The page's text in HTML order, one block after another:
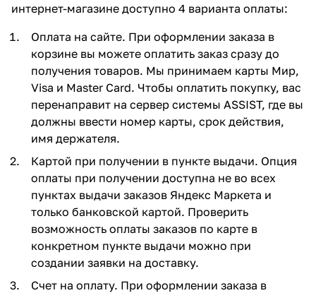
интернет-магазине доступно 4 варианта оплаты:
Оплата на сайте. При оформлении заказа в
корзине вы можете оплатить заказ сразу до
получения товаров. Мы принимаем карты Мир,
Visa и Master Card. Чтобы оплатить покупку, вас
перенаправит на сервер системы ASSIST, где вы
должны ввести номер карты, срок действия,
имя держателя.
Картой при получении в пункте выдачи. Опция
оплаты при получении доступна не во всех
пунктах выдачи заказов Яндекс Маркета и
только банковской картой. Проверить
возможность оплаты заказов по карте в
конкретном пункте выдачи можно при
создании заявки на доставку.
Счет на оплату. При оформлении заказа в